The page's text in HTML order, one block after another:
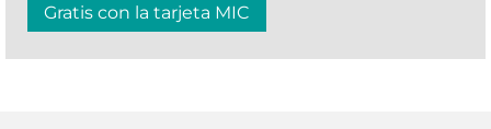
Gratis con la tarjeta MIC